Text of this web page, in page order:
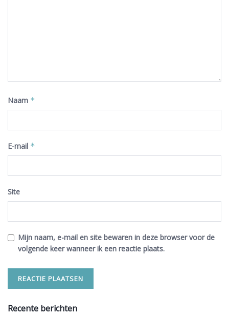
Naam *
E-mail *
Site
Mijn naam, e-mail en site bewaren in deze browser voor de
volgende keer wanneer ik een reactie plaats.
Recente berichten